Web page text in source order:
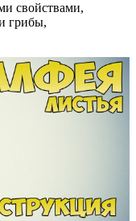
свойствами,
грибы,